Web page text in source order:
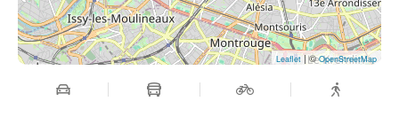
Leaflet| ©OpenStreetMap